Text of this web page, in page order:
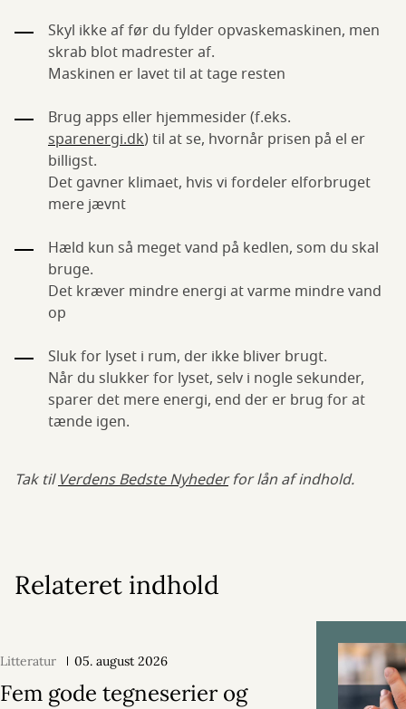
Skyl ikke af før du fylder opvaskemaskinen, men
skrab blot madrester af.
Maskinen er lavet til at tage resten
Brug apps eller hjemmesider (f.eks.
sparenergi.dk) til at se, hvornår prisen på el er
billigst.
Det gavner klimaet, hvis vi fordeler elforbruget
mere jævnt
Hæld kun så meget vand på kedlen, som du skal
bruge.
Det kræver mindre energi at varme mindre vand
op
Sluk for lyset i rum, der ikke bliver brugt.
Når du slukker for lyset, selv i nogle sekunder,
sparer det mere energi, end der er brug for at
tænde igen.
Tak tilVerdens Bedste Nyhederfor lån af indhold.
Relateret indhold
Litteratur 05. august 2026
Fem gode tegneserier og